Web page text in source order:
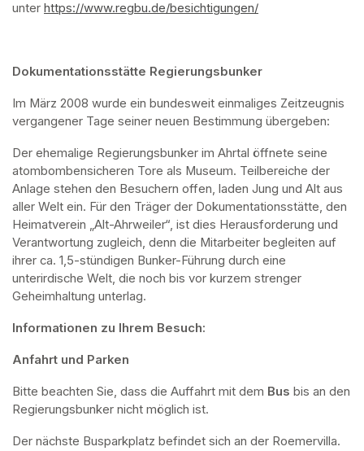
unter https://www.regbu.de/besichtigungen/
Dokumentationsstätte Regierungsbunker
Im März 2008 wurde ein bundesweit einmaliges Zeitzeugnis
vergangener Tage seiner neuen Bestimmung übergeben:
Der ehemalige Regierungsbunker im Ahrtal öffnete seine
atombombensicheren Tore als Museum. Teilbereiche der
Anlage stehen den Besuchern offen, laden Jung und Alt aus
aller Welt ein. Für den Träger der Dokumentationsstätte, den
Heimatverein „Alt-Ahrweiler“, ist dies Herausforderung und
Verantwortung zugleich, denn die Mitarbeiter begleiten auf
ihrer ca. 1,5-stündigen Bunker-Führung durch eine
unterirdische Welt, die noch bis vor kurzem strenger
Geheimhaltung unterlag.
Informationen zu Ihrem Besuch:
Anfahrt und Parken
Bitte beachten Sie, dass die Auffahrt mit dem Bus bis an den
Regierungsbunker nicht möglich ist.
Der nächste Busparkplatz befindet sich an der Roemervilla.